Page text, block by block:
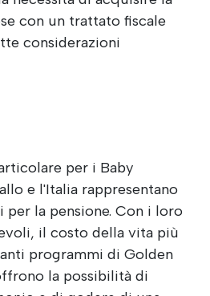
con un trattato fiscale
considerazioni
per i Baby
e l'Italia rappresentano
per la pensione. Con i loro
il costo della vita più
programmi di Golden
la possibilità di